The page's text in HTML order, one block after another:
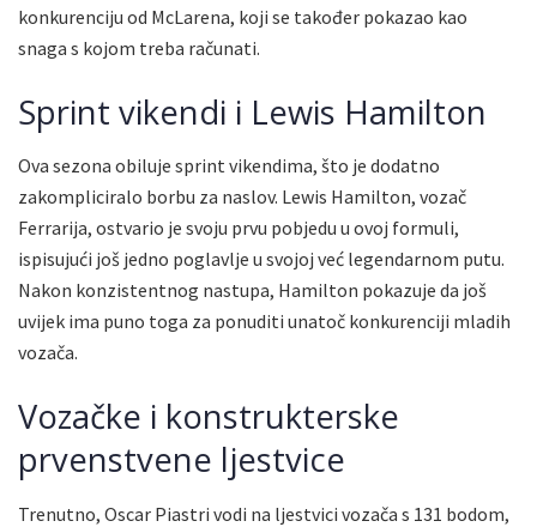
konkurenciju od McLarena, koji se također pokazao kao
snaga s kojom treba računati.
Sprint vikendi i Lewis Hamilton
Ova sezona obiluje sprint vikendima, što je dodatno
zakompliciralo borbu za naslov. Lewis Hamilton, vozač
Ferrarija, ostvario je svoju prvu pobjedu u ovoj formuli,
ispisujući još jedno poglavlje u svojoj već legendarnom putu.
Nakon konzistentnog nastupa, Hamilton pokazuje da još
uvijek ima puno toga za ponuditi unatoč konkurenciji mladih
vozača.
Vozačke i konstrukterske
prvenstvene ljestvice
Trenutno, Oscar Piastri vodi na ljestvici vozača s 131 bodom,